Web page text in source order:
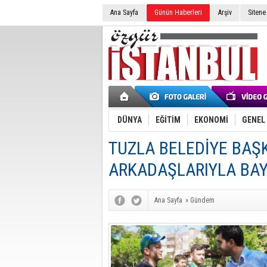
Ana Sayfa Günün Haberleri Arşiv
DÜNYA EĞİTİM EKONOMİ GENEL
TUZLA BELEDİYE
ARKADAŞLARIYLA
Ana Sayfa » Gündem